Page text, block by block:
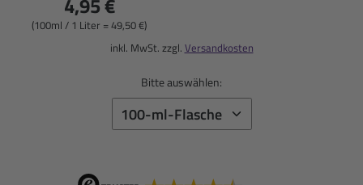
(100ml / 1 Liter = 49,50 €)
inkl. MwSt. zzgl. Versandkosten
Bitte auswählen: